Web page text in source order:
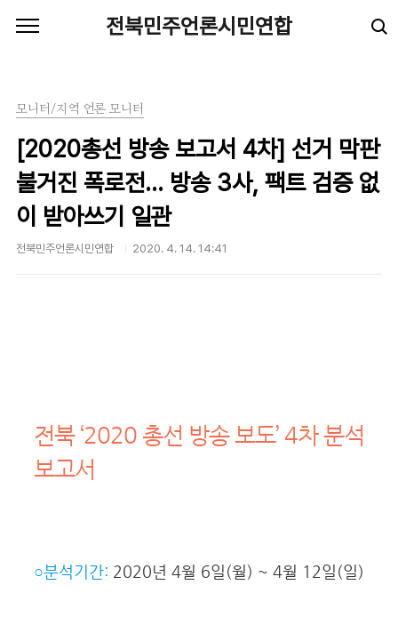
전북민주언론시민연합
모니터/지역 언론 모니터
[2020총선 방송 보고서 4차] 선거 막판
불거진 폭로전… 방송 3사, 팩트 검증 없
이 받아쓰기 일관
전북민주언론시민연합 2020. 4. 14. 14:41
전북 ‘2020 총선 방송 보도’ 4차 분석
보고서
○분석기간: 2020년 4월 6일(월) ~ 4월 12일(일)